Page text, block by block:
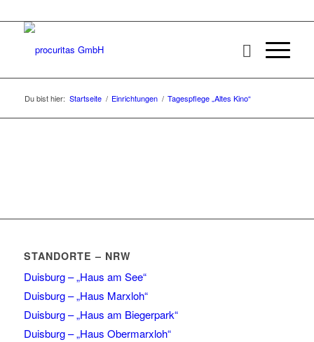
Du bist hier: Startseite / Einrichtungen / Tagespflege „Altes Kino“
STANDORTE – NRW
Duisburg – „Haus am See“
Duisburg – „Haus Marxloh“
Duisburg – „Haus am Biegerpark“
Duisburg – „Haus Obermarxloh“